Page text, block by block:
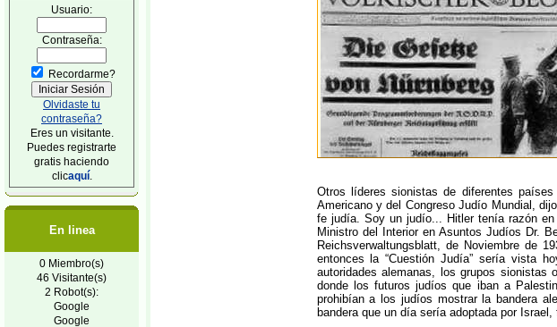
Usuario:
Contraseña:
Recordarme?
Olvidaste tu
contraseña?
Eres un visitante.
Puedes registrarte
gratis haciendo
clicaquí.
En linea
0 Miembro(s)
46 Visitante(s)
2 Robot(s):
Google
Google
Otros líderes sionistas de diferentes
Americano y del Congreso Judío Mundial,
fe judía. Soy un judío... Hitler tenía razón
Ministro del Interior en Asuntos Judíos Dr.
Reichsverwaltungsblatt, de Noviembre de
entonces la “Cuestión Judía” sería vista
autoridades alemanas, los grupos sionistas
donde los futuros judíos que iban a
prohibían a los judíos mostrar la bandera
bandera que un día sería adoptada por